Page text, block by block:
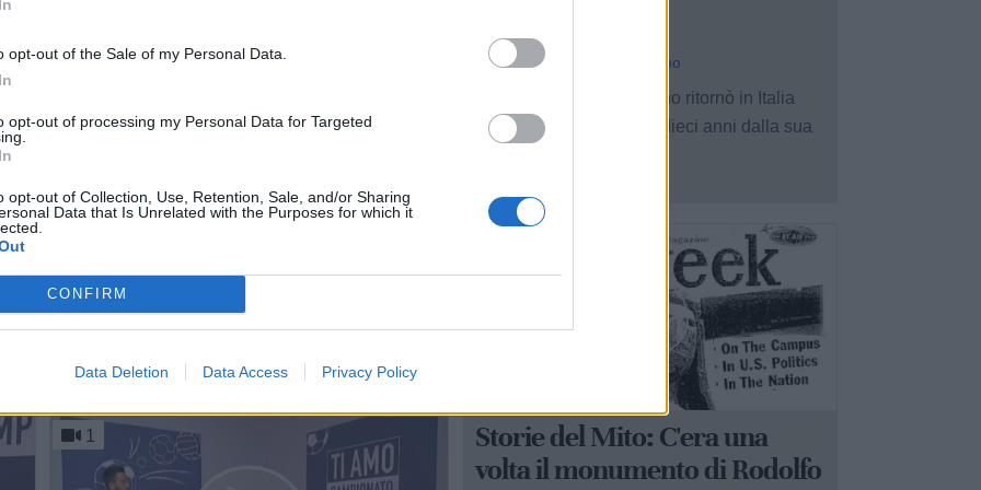
opt-out of the Sale of my Personal Data.
opt-out of processing my Personal Data for Targeted
opt-out of Collection, Use, Retention, Sale, and/or Sharing
Data that Is Unrelated with the Purposes for which it
CONFIRM
Data Deletion Data Access Privacy Policy
Ti Amo Campionato - 16
Puntata "reale" con Marco Gadaleto, numero
uno del real Castellaneta e Simona Palmisano,
parlerà però anche di basket con le
dichiarazioni nel post gara di coach Gaetano
Compagnone della Valentino Castellaneta. ...
1
Aurelio Miccoli - mar 2 giugno
Quando Rodolfo Valentino ritornò in Italia
(1923, unica volta dopo dieci anni dalla sua
Storie del Mito: C'era una
volta il monumento di Rodolfo